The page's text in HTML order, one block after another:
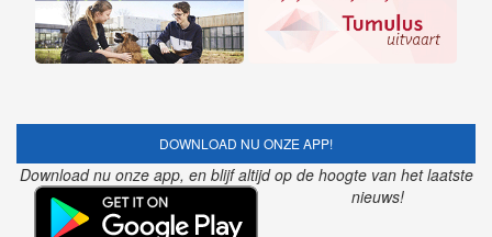
DOWNLOAD NU ONZE APP!
Download nu onze app, en blijf altijd op de hoogte van het laatste
nieuws!